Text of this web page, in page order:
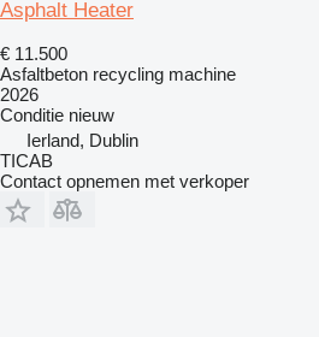
Asphalt Heater
€ 11.500
Asfaltbeton recycling machine
2026
Conditie nieuw
Ierland, Dublin
TICAB
Contact opnemen met verkoper